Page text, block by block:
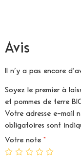
Avis
Il n’y a pas encore
Soyez le premier à
et pommes de terre
Votre adresse e-mail
obligatoires sont
Votre note *